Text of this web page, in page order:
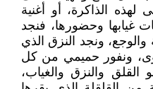
الذاكرة، أو أغنية
غيابها وحضورها، فنجد
والوجع، ونجد النزق الذي
ونفور حميمي من كل
القلق والنزق والغياب،